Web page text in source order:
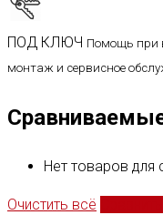
ПОД КЛЮЧ Помощь при
монтаж и сервисное
Нет товаров для
Очистить всё